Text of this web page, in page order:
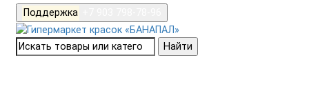
Поддержка
Найти